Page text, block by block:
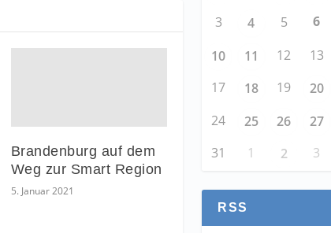
Brandenburg auf dem
Weg zur Smart Region
5. Januar 2021
3
4 5 6
10
11 12 13
17
18 19 20
24
25 26 27
31
1 2 3
RSS